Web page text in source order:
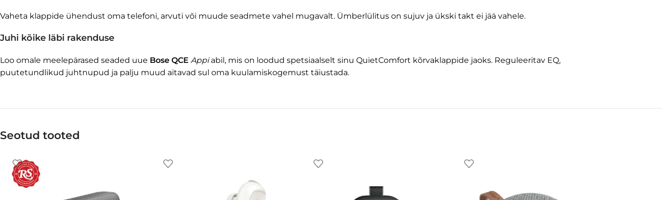
Vaheta klappide ühendust oma telefoni, arvuti või muude seadmete vahel mugavalt. Ümberlülitus on sujuv ja ükski takt ei jää vahele.
Juhi kõike läbi rakenduse
Loo omale meelepärased seaded uue Bose QCE Appiabil, mis on loodud spetsiaalselt sinu QuietComfort kõrvaklappide jaoks. Reguleeritav EQ,
puutetundlikud juhtnupud ja palju muud aitavad sul oma kuulamiskogemust täiustada.
Seotud tooted